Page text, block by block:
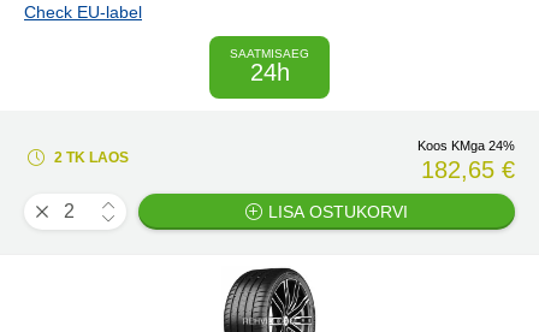
Check EU-label
SAATMISAEG
24h
2 TK LAOS
Koos KMga 24%
182,65 €
LISA OSTUKORVI